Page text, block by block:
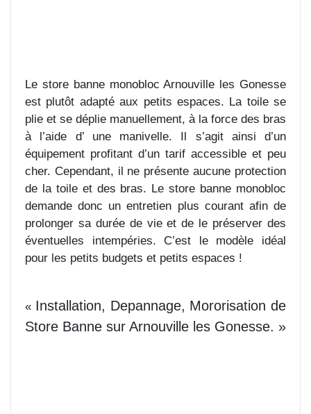
Le store banne monobloc Arnouville les Gonesse
est plutôt adapté aux petits espaces. La toile se
plie et se déplie manuellement, à la force des bras
à l’aide d’ une manivelle. Il s’agit ainsi d’un
équipement profitant d’un tarif accessible et peu
cher. Cependant, il ne présente aucune protection
de la toile et des bras. Le store banne monobloc
demande donc un entretien plus courant afin de
prolonger sa durée de vie et de le préserver des
éventuelles intempéries. C’est le modèle idéal
pour les petits budgets et petits espaces !
« Installation, Depannage, Mororisation de
Store Banne sur Arnouville les Gonesse. »